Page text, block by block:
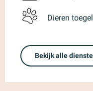
Dieren
Bekijk alle